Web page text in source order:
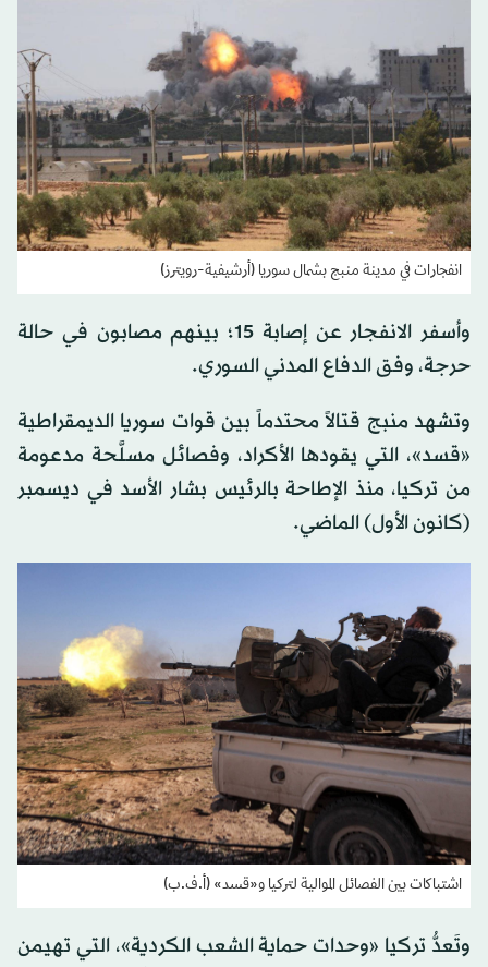
انفجارات في مدينة منبج بشمال سوريا (أرشيفية-رويترز)
وأسفر الانفجار عن إصابة 15؛ بينهم مصابون في حالة
حرجة، وفق الدفاع المدني السوري.
وتشهد منبج قتالاً محتدماً بين قوات سوريا الديمقراطية
«قسد»، التي يقودها الأكراد، وفصائل مسلَّحة مدعومة
من تركيا، منذ الإطاحة بالرئيس بشار الأسد في ديسمبر
(كانون الأول) الماضي.
اشتباكات بين الفصائل الموالية لتركيا و«قسد» (أ.ف.ب)
وتَعدُّ تركيا «وحدات حماية الشعب الكردية»، التي تهيمن